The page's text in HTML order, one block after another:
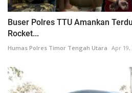
Buser Polres TTU Amankan
Rocket...
Humas Polres Timor Tengah Utara Apr 19,